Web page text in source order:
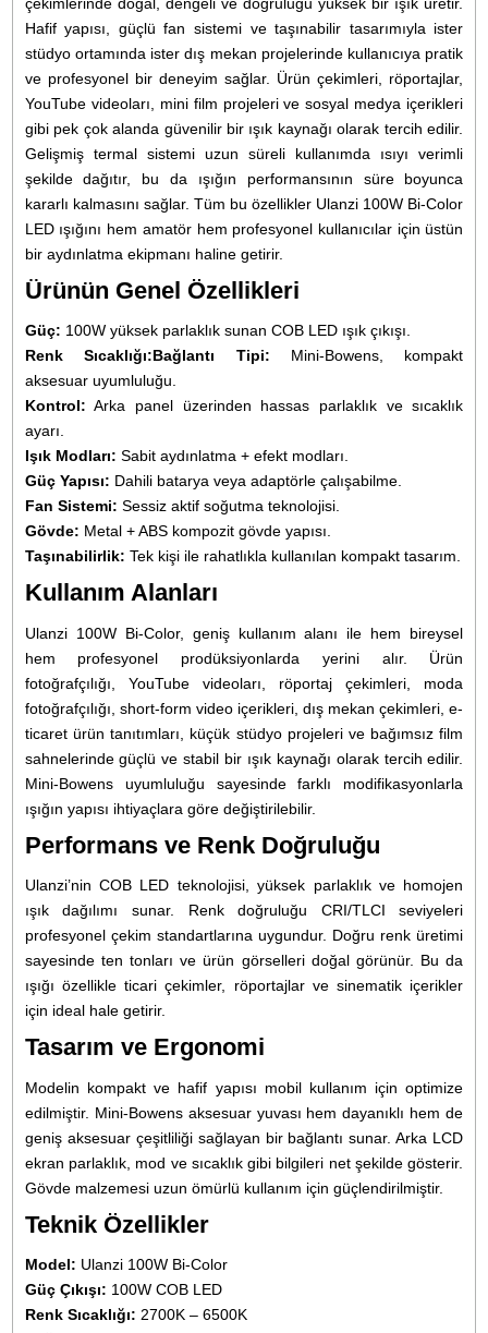
Dahili Batarya ile Kablosuz Özgürlük:111Wh kapasiteli entegre
bataryası sayesinde priz bağımlılığını ortadan kaldırın; maksimum
parlaklıkta 50 dakika, minimumda 8 saate kadar kesintisiz çekim yapın.
100W Profesyonel Güç:Güçlü COB LED teknolojisiyle gerçek 100W
çıkışı sunarak, en karanlık ortamları bile homojen, doğal ve sinematik
aydınlatmayla doldurur.
Geniş Renk Sıcaklığı (Bi-Color):
2700K ile 6500K aralığında
ayarlanabilen renk sıcaklığı sayesinde, gün ışığından sıcak mum ışığı
tonlarına kadar her türlü atmosferi saniyeler içinde oluşturun.
boyutuna rağmen Mini-Bowens yuvası ile geniş bir ışık şekillendirici
(softbox, reflektör vb.) yelpazesiyle profesyonel uyumluluk sağlar.
Ürün Bilgisi Yorumlar Taksit Seçenekleri
Ulanzi 100W Bi-Color LED
Işığı – Ürün Açıklaması
Ulanzi 100W Bi-Color LED Video Işığı, içerik
profesyonel çekim ekipleri için tasarlanmış,
performanslı ve kompakt bir aydınlatma çözümüdür. Bu
özelliklegerçek 100W ışık çıkışı,2700K–6500K geniş
sıcaklığı aralığı,entegre yüksek kapasiteli dahili
veMini-Bowens aksesuar uyumluluğu
çalışırken priz bağımlılığını ortadan kaldıran dahili güç
bağlantısı sayesinde kompakt boyutuna rağmen
yelpazede ışık şekillendirici aksesuarlarla uyumlu
Ulanzi’nin COB LED teknolojisi, hem fotoğraf hem
çekimlerinde doğal, dengeli ve doğruluğu yüksek bir ışık
Hafif yapısı, güçlü fan sistemi ve taşınabilir tasarımıyla
stüdyo ortamında ister dış mekan projelerinde kullanıcıya
ve profesyonel bir deneyim sağlar. Ürün çekimleri,
YouTube videoları, mini film projeleri ve sosyal medya
gibi pek çok alanda güvenilir bir ışık kaynağı olarak tercih
Gelişmiş termal sistemi uzun süreli kullanımda ısıyı
şekilde dağıtır, bu da ışığın performansının süre
kararlı kalmasını sağlar. Tüm bu özellikler Ulanzi 100W Bi-
LED ışığını hem amatör hem profesyonel kullanıcılar için
bir aydınlatma ekipmanı haline getirir.
Ürünün Genel Özellikleri